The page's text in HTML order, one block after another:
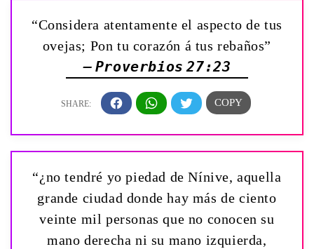
“Considera atentamente el aspecto de tus
ovejas; Pon tu corazón á tus rebaños”
— Proverbios 27:23
“¿no tendré yo piedad de Nínive, aquella
grande ciudad donde hay más de ciento
veinte mil personas que no conocen su
mano derecha ni su mano izquierda,